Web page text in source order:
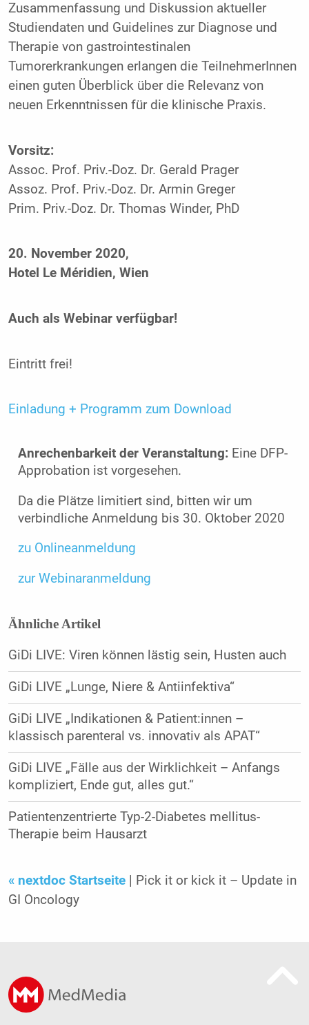
Zusammenfassung und Diskussion aktueller
Studiendaten und Guidelines zur Diagnose und
Therapie von gastrointestinalen
Tumorerkrankungen erlangen die TeilnehmerInnen
einen guten Überblick über die Relevanz von
neuen Erkenntnissen für die klinische Praxis.
Vorsitz:
Assoc. Prof. Priv.-Doz. Dr. Gerald Prager
Assoz. Prof. Priv.-Doz. Dr. Armin Greger
Prim. Priv.-Doz. Dr. Thomas Winder, PhD
20. November 2020,
Hotel Le Méridien, Wien
Auch als Webinar verfügbar!
Eintritt frei!
Einladung + Programm zum Download
Anrechenbarkeit der Veranstaltung: Eine DFP-
Approbation ist vorgesehen.
Da die Plätze limitiert sind, bitten wir um
verbindliche Anmeldung bis 30. Oktober 2020
zu Onlineanmeldung
zur Webinaranmeldung
Ähnliche Artikel
GiDi LIVE: Viren können lästig sein, Husten auch
GiDi LIVE „Lunge, Niere & Antiinfektiva“
GiDi LIVE „Indikationen & Patient:innen –
klassisch parenteral vs. innovativ als APAT“
GiDi LIVE „Fälle aus der Wirklichkeit – Anfangs
kompliziert, Ende gut, alles gut.“
Patientenzentrierte Typ-2-Diabetes mellitus-
Therapie beim Hausarzt
« nextdoc Startseite
| Pick it or kick it – Update in
GI Oncology